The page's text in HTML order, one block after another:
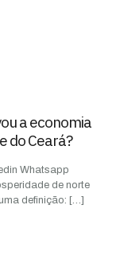
a economia
do Ceará?
Whatsapp
de norte
definição: […]